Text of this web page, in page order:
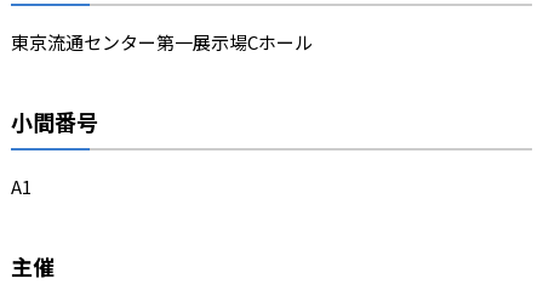
東京流通センター第一展示場Cホール
小間番号
A1
主催